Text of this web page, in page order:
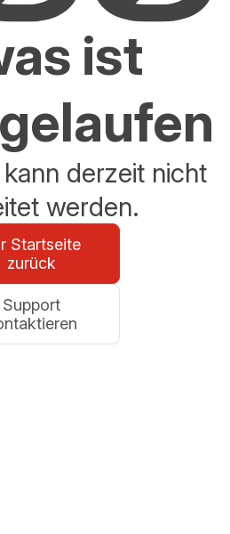
ist
derzeit nicht
werden.
Startseite
zurück
Support